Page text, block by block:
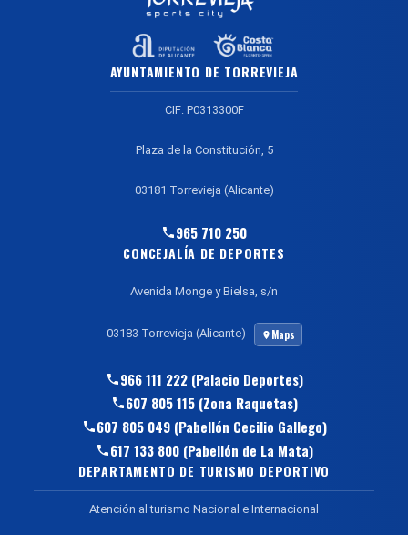
AYUNTAMIENTO DE TORREVIEJA
CIF: P0313300F
Plaza de la Constitución, 5
03181 Torrevieja (Alicante)
965 710 250
CONCEJALÍA DE DEPORTES
Avenida Monge y Bielsa, s/n
03183 Torrevieja (Alicante) Maps
966 111 222 (Palacio Deportes)
607 805 115 (Zona Raquetas)
607 805 049 (Pabellón Cecilio Gallego)
617 133 800 (Pabellón de La Mata)
DEPARTAMENTO DE TURISMO DEPORTIVO
Atención al turismo Nacional e Internacional